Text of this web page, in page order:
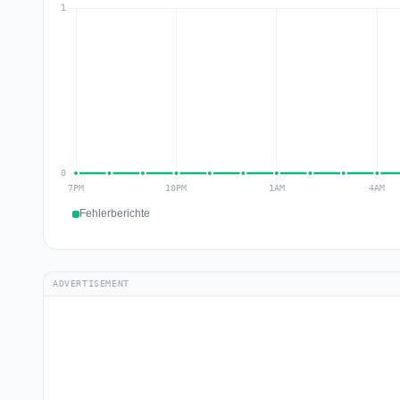
Fehlerberichte
ADVERTISEMENT